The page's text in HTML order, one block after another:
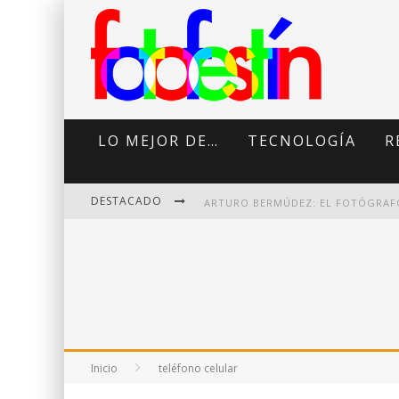
LO MEJOR DE… TECNOLOGÍA
DESTACADO
DI MARTINI: FOTOGRAFÍA
Inicio teléfono celular